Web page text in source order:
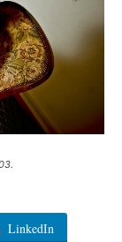
LinkedIn